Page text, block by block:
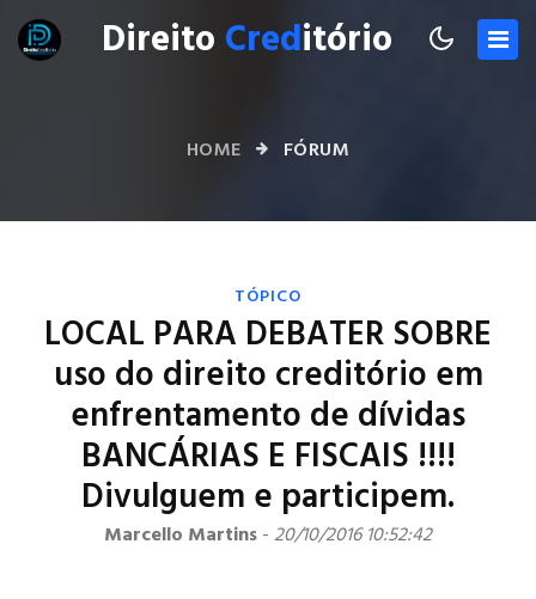
Direito Creditório
HOME FÓRUM
TÓPICO
LOCAL PARA DEBATER SOBRE
uso do direito creditório em
enfrentamento de dívidas
BANCÁRIAS E FISCAIS !!!!
Divulguem e participem.
Marcello Martins-20/10/2016 10:52:42